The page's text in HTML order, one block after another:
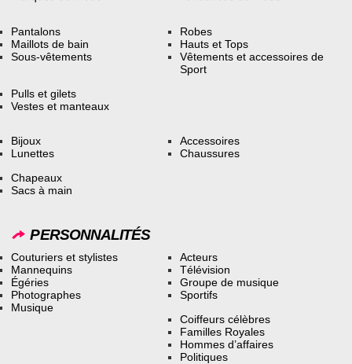
Pantalons
Maillots de bain
Sous-vêtements
Robes
Hauts et Tops
Vêtements et accessoires de
Sport
Pulls et gilets
Vestes et manteaux
Bijoux
Lunettes
Accessoires
Chaussures
Chapeaux
Sacs à main
PERSONNALITÉS
Couturiers et stylistes
Mannequins
Égéries
Photographes
Musique
Acteurs
Télévision
Groupe de musique
Sportifs
Coiffeurs célèbres
Familles Royales
Hommes d’affaires
Politiques